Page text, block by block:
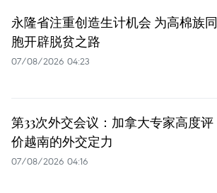
永隆省注重创造生计机会 为高棉族同
胞开辟脱贫之路
07/08/2026 04:23
第33次外交会议：加拿大专家高度评
价越南的外交定力
07/08/2026 04:16